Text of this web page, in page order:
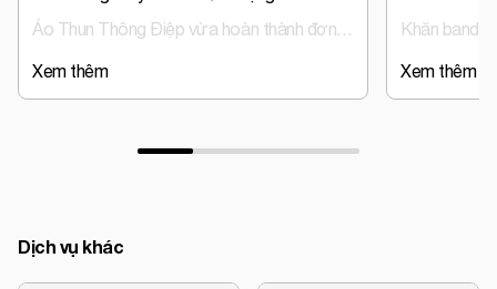
Áo Thun Thông Điệp vừa hoàn thành đơn hàng sản xuất nón đồng phục, nón quà tặng doanh nghiệp cho Trust Event & Media – đơn vị hoạt động trong lĩnh vực tổ chức sự kiện và truyền thông.
Xem thêm Xem thêm
Dịch vụ khác